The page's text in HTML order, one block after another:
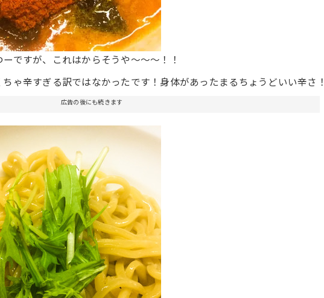
ですが、これはからそうや〜〜〜！！
ゃ辛すぎる訳ではなかったです！身体があったまるちょうどいい辛さ！
広告の後にも続きます